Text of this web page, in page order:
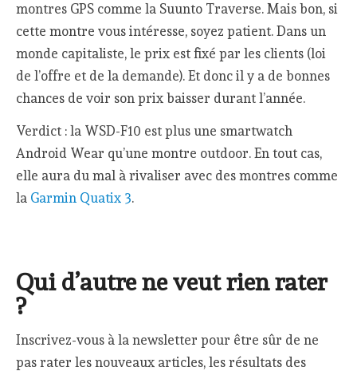
montres GPS comme la Suunto Traverse. Mais bon, si
cette montre vous intéresse, soyez patient. Dans un
monde capitaliste, le prix est fixé par les clients (loi
de l’offre et de la demande). Et donc il y a de bonnes
chances de voir son prix baisser durant l’année.
Verdict : la WSD-F10 est plus une smartwatch
Android Wear qu’une montre outdoor. En tout cas,
elle aura du mal à rivaliser avec des montres comme
la Garmin Quatix 3.
Qui d’autre ne veut rien rater
?
Inscrivez-vous à la newsletter pour être sûr de ne
pas rater les nouveaux articles, les résultats des